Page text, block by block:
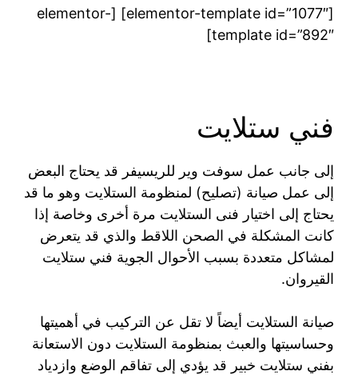
[elementor-template id=”1077″] [elementor-
template id=”892″]
فني ستلايت
إلى جانب عمل سوفت وير للريسيفر قد يحتاج البعض
إلى عمل صيانة (تصليح) لمنظومة الستلايت وهو ما قد
يحتاج إلى اختيار فنى الستلايت مرة أخرى وخاصة إذا
كانت المشكلة في الصحن اللاقط والذي قد يتعرض
لمشاكل متعددة بسبب الأحوال الجوية فني ستلايت
القيروان.
صيانة الستلايت أيضاً لا تقل عن التركيب في أهميتها
وحساسيتها والعبث بمنظومة الستلايت دون الاستعانة
بفني ستلايت خبير قد يؤدي إلى تفاقم الوضع وازدياد